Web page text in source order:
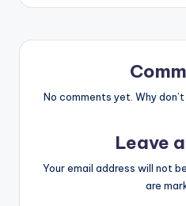
e
b
o
ts
A
p
gr
a
m
No comments yet. Why
Leave
Your email address will not
are